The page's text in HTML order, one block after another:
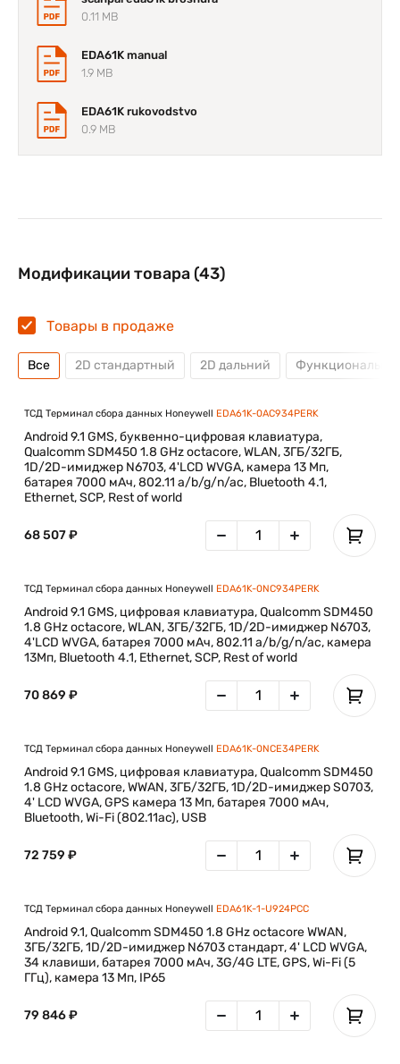
0.11 MB
EDA61K manual
1.9 MB
EDA61K rukovodstvo
0.9 MB
Модификации товара (43)
Товары в продаже
Все 2D стандартный 2D дальний
ТСД Терминал сбора данных Honeywell EDA61K-0AC934PERK
Android 9.1 GMS, буквенно-цифровая клавиатура,
Qualcomm SDM450 1.8 GHz octacore, WLAN, 3ГБ/32ГБ,
1D/2D-имиджер N6703, 4'LCD WVGA, камера 13 Мп,
батарея 7000 мАч, 802.11 a/b/g/n/ac, Bluetooth 4.1,
Ethernet, SCP, Rest of world
68 507 ₽
ТСД Терминал сбора данных Honeywell EDA61K-0NC934PERK
Android 9.1 GMS, цифровая клавиатура, Qualcomm SDM450
1.8 GHz octacore, WLAN, 3ГБ/32ГБ, 1D/2D-имиджер N6703,
4'LCD WVGA, батарея 7000 мАч, 802.11 a/b/g/n/ac, камера
13Мп, Bluetooth 4.1, Ethernet, SCP, Rest of world
70 869 ₽
ТСД Терминал сбора данных Honeywell EDA61K-0NCE34PERK
Android 9.1 GMS, цифровая клавиатура, Qualcomm SDM450
1.8 GHz octacore, WWAN, 3ГБ/32ГБ, 1D/2D-имиджер S0703,
4' LCD WVGA, GPS камера 13 Мп, батарея 7000 мАч,
Bluetooth, Wi-Fi (802.11ac), USB
72 759 ₽
ТСД Терминал сбора данных Honeywell EDA61K-1-U924PCC
Android 9.1, Qualcomm SDM450 1.8 GHz octacore WWAN,
3ГБ/32ГБ, 1D/2D-имиджер N6703 стандарт, 4' LCD WVGA,
34 клавиши, батарея 7000 мАч, 3G/4G LTE, GPS, Wi-Fi (5
ГГц), камера 13 Мп, IP65
79 846 ₽